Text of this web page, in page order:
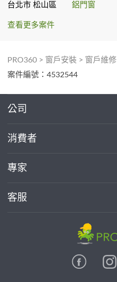
台北市 松山區 鋁門窗
查看更多案件
PRO360 > 窗戶安裝 > 窗戶維修
案件編號：4532544
公司
消費者
專家
客服